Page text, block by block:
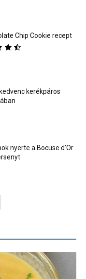
Chip Cookie recept
kerékpáros
nyerte a Bocuse d’Or